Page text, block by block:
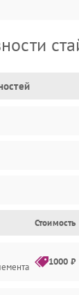
Стоимость
1000 ₽